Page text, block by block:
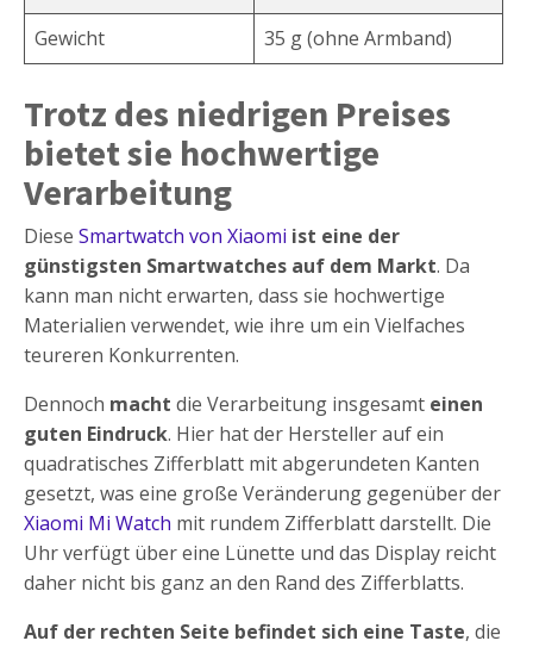
Gewicht 35 g (ohne Armband)
Trotz des niedrigen Preises
bietet sie hochwertige
Verarbeitung
Diese Smartwatch von Xiaomi ist eine der
günstigsten Smartwatches auf dem Markt. Da
kann man nicht erwarten, dass sie hochwertige
Materialien verwendet, wie ihre um ein Vielfaches
teureren Konkurrenten.
Dennoch macht die Verarbeitung insgesamt einen
guten Eindruck. Hier hat der Hersteller auf ein
quadratisches Zifferblatt mit abgerundeten Kanten
gesetzt, was eine große Veränderung gegenüber der
Xiaomi Mi Watch mit rundem Zifferblatt darstellt. Die
Uhr verfügt über eine Lünette und das Display reicht
daher nicht bis ganz an den Rand des Zifferblatts.
Auf der rechten Seite befindet sich eine Taste, die